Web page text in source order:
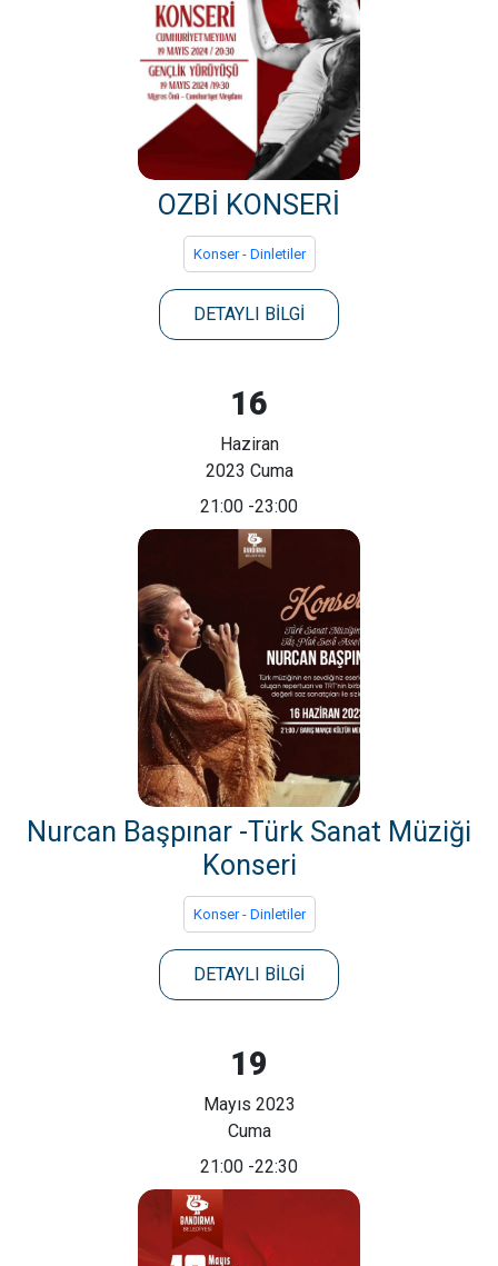
OZBİ KONSERİ
Konser - Dinletiler
DETAYLI BİLGİ
16
Haziran
2023 Cuma
21:00 -23:00
Nurcan Başpınar -Türk Sanat Müziği
Konseri
Konser - Dinletiler
DETAYLI BİLGİ
19
Mayıs 2023
Cuma
21:00 -22:30